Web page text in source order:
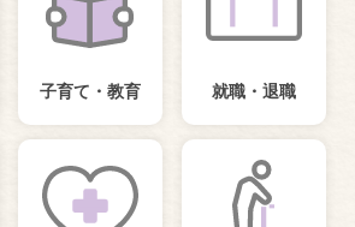
子育て・教育 就職・退職